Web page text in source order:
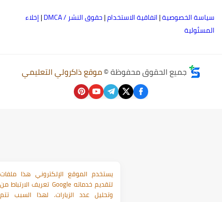
الخصوصية|اتفاقية الاستخدام|حقوق النشر / DMCA |إخلاء
جميع الحقوق محفوظة ©موقع ذاكرولي التعليمي
يستخدم الموقع الإلكتروني هذا ملفات
تعريف الارتباط من Google لتقديم خدماته
وتحليل عدد الزيارات. لهذا السبب تتم